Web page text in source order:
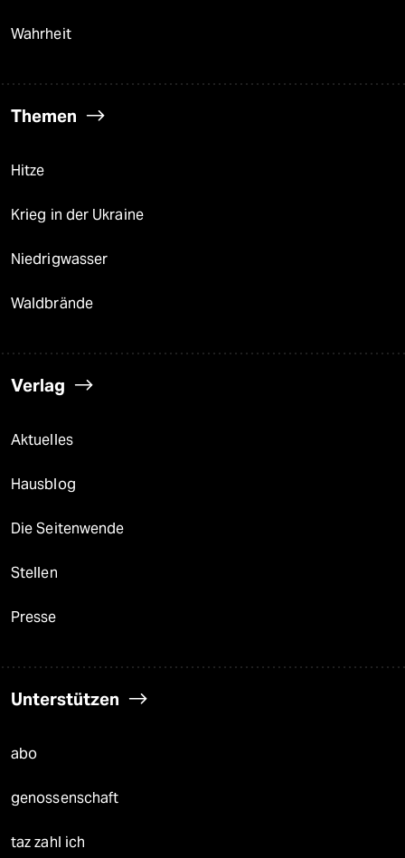
Wahrheit
Themen
Hitze
Krieg in der Ukraine
Niedrigwasser
Waldbrände
Verlag
Aktuelles
Hausblog
Die Seitenwende
Stellen
Presse
Unterstützen
abo
genossenschaft
taz zahl ich